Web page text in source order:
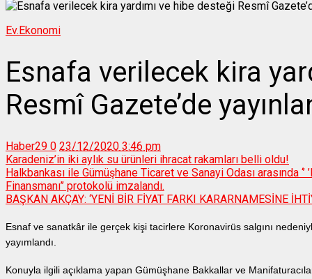
Ev.Ekonomi
Esnafa verilecek kira
Resmî Gazete’de
Haber29 0 23/12/2020 3:46 pm
Karadeniz’in iki aylık su ürünleri ihracat rakamları belli oldu!
Halkbankası ile Gümüşhane Ticaret ve Sanayi Odası arasında
Finansmanı’’ protokolü imzalandı.
BAŞKAN AKÇAY: ‘YENİ BİR FİYAT FARKI KARARNAMESİNE
Esnaf ve sanatkâr ile gerçek kişi tacirlere Koronavirüs salgını
yayımlandı.
Konuyla ilgili açıklama yapan Gümüşhane Bakkallar ve